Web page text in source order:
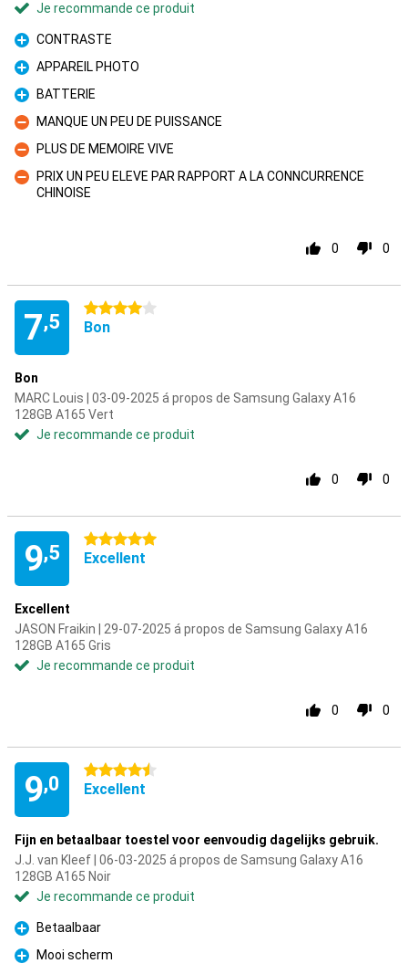
Je recommande ce produit
Pour
CONTRASTE
Pour
APPAREIL PHOTO
Pour
BATTERIE
Contre
MANQUE UN PEU DE PUISSANCE
Contre
PLUS DE MEMOIRE VIVE
Contre
PRIX UN PEU ELEVE PAR RAPPORT A LA CONNCURRENCE
CHINOISE
0 0
7,5
4 étoiles
Bon
Bon
MARC Louis | 03-09-2025 á propos de Samsung Galaxy A16
128GB A165 Vert
Je recommande ce produit
0 0
9,5
5 étoiles
Excellent
Excellent
JASON Fraikin | 29-07-2025 á propos de Samsung Galaxy A16
128GB A165 Gris
Je recommande ce produit
0 0
9,0
4.5 étoiles
Excellent
Fijn en betaalbaar toestel voor eenvoudig dagelijks gebruik.
J.J. van Kleef | 06-03-2025 á propos de Samsung Galaxy A16
128GB A165 Noir
Je recommande ce produit
Pour
Betaalbaar
Pour
Mooi scherm